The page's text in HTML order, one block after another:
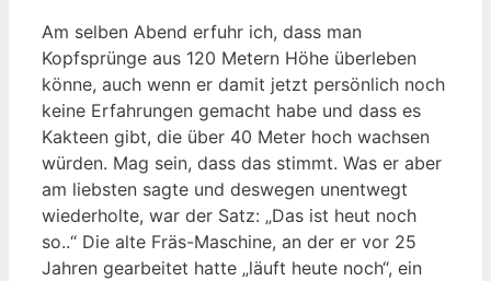
Am selben Abend erfuhr ich, dass man
Kopfsprünge aus 120 Metern Höhe überleben
könne, auch wenn er damit jetzt persönlich noch
keine Erfahrungen gemacht habe und dass es
Kakteen gibt, die über 40 Meter hoch wachsen
würden. Mag sein, dass das stimmt. Was er aber
am liebsten sagte und deswegen unentwegt
wiederholte, war der Satz: „Das ist heut noch
so..“ Die alte Fräs-Maschine, an der er vor 25
Jahren gearbeitet hatte „läuft heute noch“, ein